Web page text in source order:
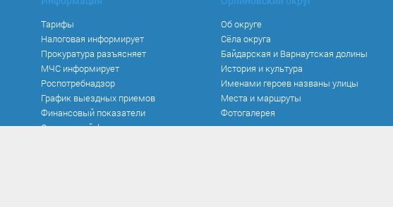
Тарифы
Налоговая информирует
Прокуратура разъясняет
МЧС информирует
Роспотребнадзор
График выездных приемов
Финансовый показатели
Социальный фонд
Об округе
Сёла округа
Байдарская и Варнаутская долины
История и культура
Именами героев названы улицы
Места и маршруты
Фотогалерея